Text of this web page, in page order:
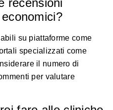
su piattaforme come
specializzati come
il numero di
per valutare